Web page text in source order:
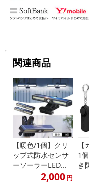
関連商品
【暖色/1個】クリ
ップ式防水センサ
ーソーラーLED...
2,000円
1
き